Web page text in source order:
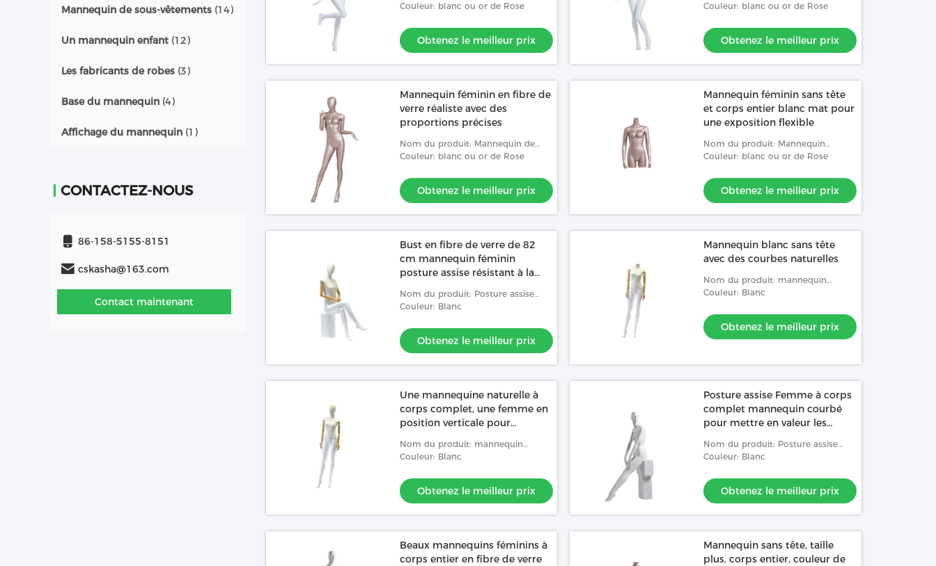
Mannequin de sous-vêtements (14)
Un mannequin enfant (12)
Les fabricants de robes (3)
Base du mannequin (4)
Affichage du mannequin (1)
CONTACTEZ-NOUS
86-158-5155-8151
cskasha@163.com
Contact maintenant
femelle givré de corps de peinture
élégante de corps, les mus
Couleur: blanc ou or de Rose
Obtenez le meilleur prix
femelle givré de corps de peinture
élégante de corps
Couleur: blanc ou or de Rose
Obtenez le meilleur prix
Mannequin féminin en fibre de
verre réaliste avec des
proportions précises
Nom du produit: Mannequin de
Matte Painted Female Full Body
des affaires/promotion
Couleur: blanc ou or de Rose
Obtenez le meilleur prix
Mannequin féminin sans tête
et corps entier blanc mat pour
une exposition flexible
Nom du produit: Mannequin
femelle avec de la matte sans
pour l'affichage de sous-vêt
Couleur: blanc ou or de Rose
Obtenez le meilleur prix
Bust en fibre de verre de 82
cm mannequin féminin
posture assise résistant à la
Nom du produit: Posture assise
mannequin féminin avec des
affichant des vêtements sur un
Couleur: Blanc
Obtenez le meilleur prix
Mannequin blanc sans tête
avec des courbes naturelles
Nom du produit: mannequin
féminin sans tête avec des courbes
vêtements sur une dem
Couleur: Blanc
Obtenez le meilleur prix
Une mannequine naturelle à
corps complet, une femme en
position verticale pour
Nom du produit: mannequin
féminin avec des courbes naturelles
sur une demi-envelopp
Couleur: Blanc
Obtenez le meilleur prix
Posture assise Femme à corps
complet mannequin courbé
pour mettre en valeur les
Nom du produit: Posture assise
mannequin féminin avec courbe
valeur les vêtements
Couleur: Blanc
Obtenez le meilleur prix
Beaux mannequins féminins à
corps entier en fibre de verre
Mannequin sans tête, taille
plus, corps entier, couleur de